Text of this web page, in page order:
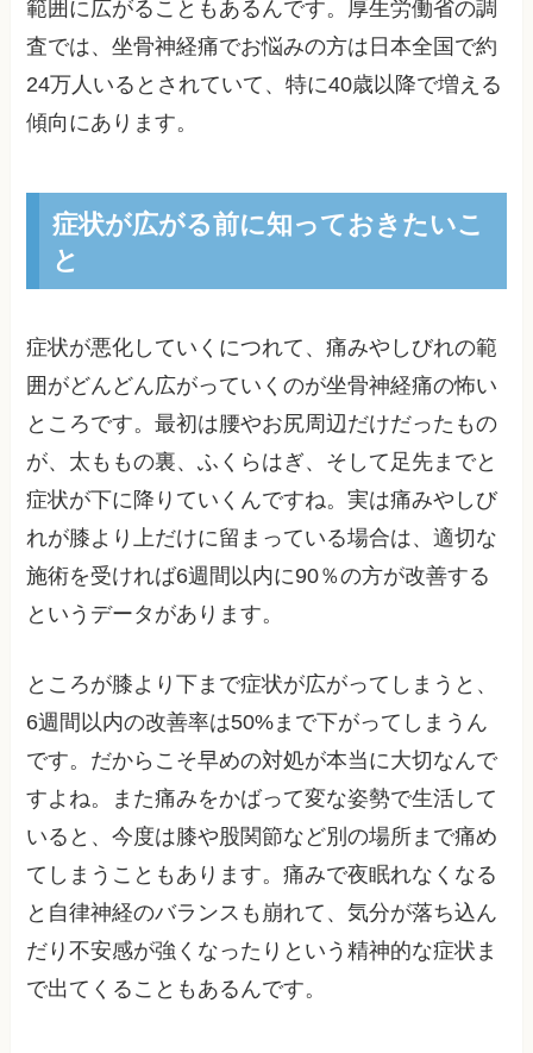
範囲に広がることもあるんです。厚生労働省の調
査では、坐骨神経痛でお悩みの方は日本全国で約
24万人いるとされていて、特に40歳以降で増える
傾向にあります。
症状が広がる前に知っておきたいこ
と
症状が悪化していくにつれて、痛みやしびれの範
囲がどんどん広がっていくのが坐骨神経痛の怖い
ところです。最初は腰やお尻周辺だけだったもの
が、太ももの裏、ふくらはぎ、そして足先までと
症状が下に降りていくんですね。実は痛みやしび
れが膝より上だけに留まっている場合は、適切な
施術を受ければ6週間以内に90％の方が改善する
というデータがあります。
ところが膝より下まで症状が広がってしまうと、
6週間以内の改善率は50%まで下がってしまうん
です。だからこそ早めの対処が本当に大切なんで
すよね。また痛みをかばって変な姿勢で生活して
いると、今度は膝や股関節など別の場所まで痛め
てしまうこともあります。痛みで夜眠れなくなる
と自律神経のバランスも崩れて、気分が落ち込ん
だり不安感が強くなったりという精神的な症状ま
で出てくることもあるんです。